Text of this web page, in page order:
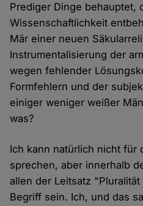
Prediger Dinge behauptet,
Wissenschaftlichkeit
Mär einer neuen
Instrumentalisierung der
wegen fehlender
Formfehlern und der
einiger weniger weißer
was?
Ich kann natürlich nicht für
sprechen, aber innerhalb
allen der Leitsatz
Begriff sein. Ich, und das